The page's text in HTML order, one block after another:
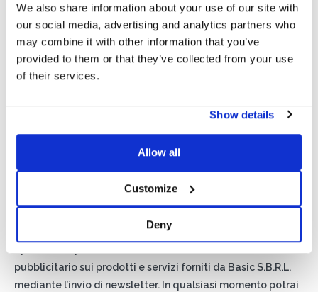
We also share information about your use of our site with
our social media, advertising and analytics partners who
may combine it with other information that you’ve
provided to them or that they’ve collected from your use
of their services.
Show details
Allow all
Customize
Deny
Autorizzo il trattamento dei miei dati secondo quanto
Privacy Policydi Basic S.r.l .
pubblicitario sui prodotti e servizi forniti da Basic S.B.R.L.
mediante l’invio di newsletter. In qualsiasi momento potrai